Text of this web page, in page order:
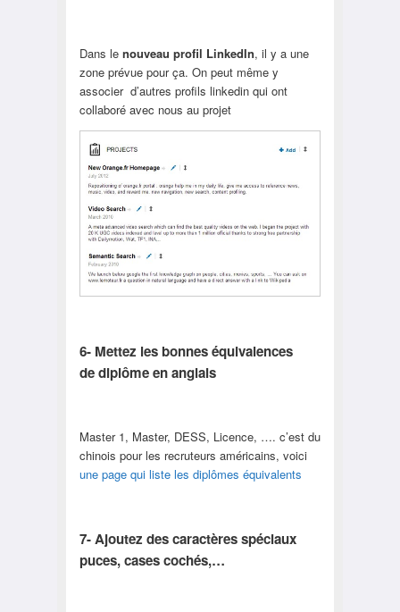
Dans le nouveau profil LinkedIn, il y a une
zone prévue pour ça. On peut même y
associer d’autres profils linkedin qui ont
collaboré avec nous au projet
6- Mettez les bonnes équivalences
de diplôme en anglais
Master 1, Master, DESS, Licence, …. c’est du
chinois pour les recruteurs américains, voici
une page qui liste les diplômes équivalents
7- Ajoutez des caractères spéciaux
puces, cases cochés,…